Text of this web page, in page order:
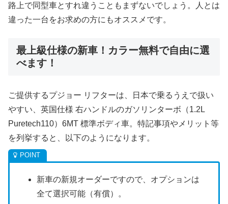
路上で同型車とすれ違うこともまずないでしょう。人とは
違った一台をお求めの方にもオススメです。
最上級仕様の新車！カラー無料で自由に選
べます！
ご提供するプジョー リフターは、日本で乗るうえで扱い
やすい、英国仕様 右ハンドルのガソリンターボ（1.2L
Puretech110）6MT 標準ボディ車。特記事項やメリット等
を列挙すると、以下のようになります。
新車の新規オーダーですので、オプションは
全て選択可能（有償）。